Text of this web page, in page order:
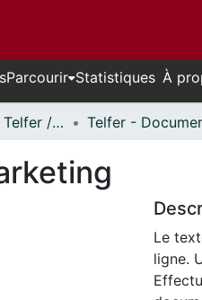
Parcourir Statistiques À
École de gestion Telfer // Telfer School of Management
Le
ligne.